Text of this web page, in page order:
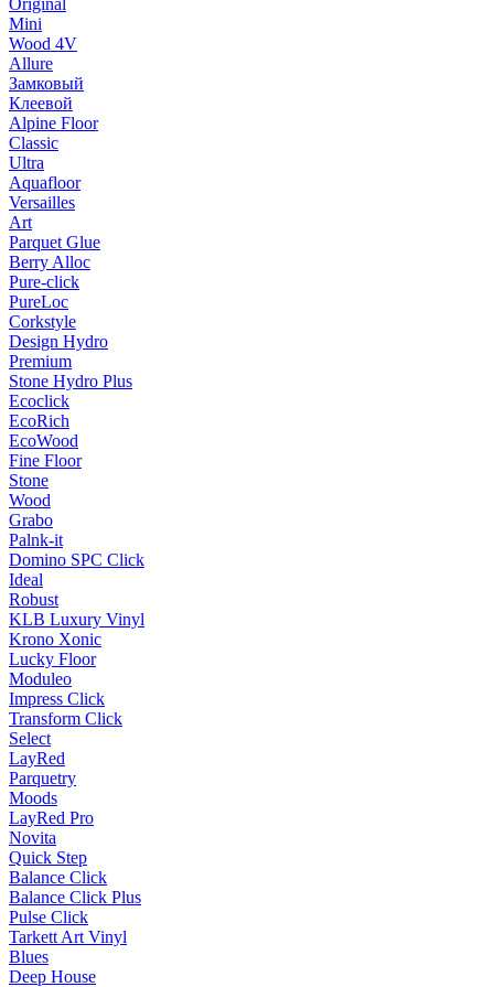
Original
Mini
Wood 4V
Allure
Замковый
Клеевой
Alpine Floor
Classic
Ultra
Aquafloor
Versailles
Art
Parquet Glue
Berry Alloc
Pure-click
PureLoc
Corkstyle
Design Hydro
Premium
Stone Hydro Plus
Ecoclick
EcoRich
EcoWood
Fine Floor
Stone
Wood
Grabo
Palnk-it
Domino SPC Click
Ideal
Robust
KLB Luxury Vinyl
Krono Xonic
Lucky Floor
Moduleo
Impress Click
Transform Click
Select
LayRed
Parquetry
Moods
LayRed Pro
Novita
Quick Step
Balance Click
Balance Click Plus
Pulse Click
Tarkett Art Vinyl
Blues
Deep House